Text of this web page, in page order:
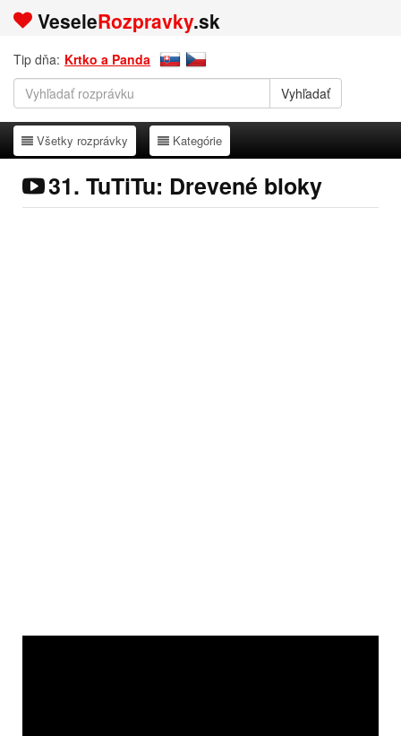
VeseleRozpravky.sk
Tip dňa: Krtko a Panda
Všetky rozprávky
Všetky rozprávky Kategórie
Kategórie
31. TuTiTu: Drevené bloky